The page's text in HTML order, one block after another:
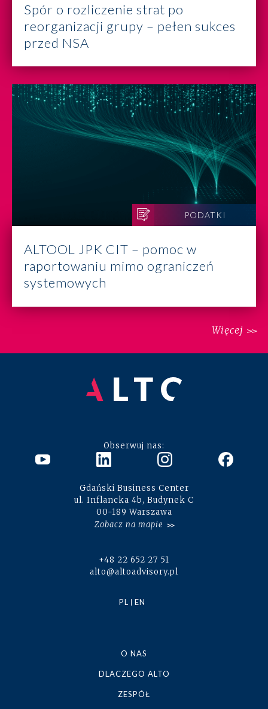
Spór o rozliczenie strat po
reorganizacji grupy – pełen sukces
przed NSA
PODATKI
ALTOOL JPK CIT – pomoc w
raportowaniu mimo ograniczeń
systemowych
Więcej
Obserwuj nas:
Gdański Business Center
ul. Inflancka 4b, Budynek C
00-189 Warszawa
Zobacz na mapie
+48 22 652 27 51
alto@altoadvisory.pl
PL EN
O NAS
DLACZEGO ALTO
ZESPÓŁ